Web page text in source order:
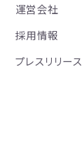
運営会社
採用情報
プレスリリース